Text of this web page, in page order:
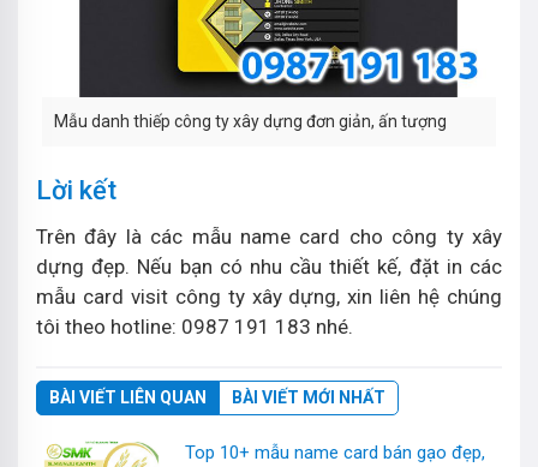
Mẫu danh thiếp công ty xây dựng đơn giản, ấn tượng
Lời kết
Trên đây là các mẫu name card cho công ty xây
dựng đẹp. Nếu bạn có nhu cầu thiết kế, đặt in các
mẫu card visit công ty xây dựng, xin liên hệ chúng
tôi theo hotline: 0987 191 183 nhé.
BÀI VIẾT LIÊN QUAN BÀI VIẾT MỚI NHẤT
Top 10+ mẫu name card bán gạo đẹp,